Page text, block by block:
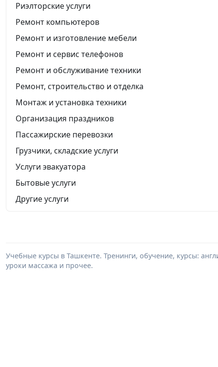
Риэлторские услуги
Ремонт компьютеров
Ремонт и изготовление мебели
Ремонт и сервис телефонов
Ремонт и обслуживание техники
Ремонт, строительство и отделка
Монтаж и установка техники
Организация праздников
Пассажирские перевозки
Грузчики, складские услуги
Услуги эвакуатора
Бытовые услуги
Другие услуги
Учебные курсы в Ташкенте. Тренинги, обучение, курсы:
уроки массажа и прочее.